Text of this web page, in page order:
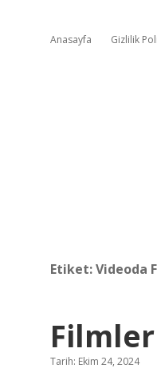
Anasayfa Gizlilik
Etiket:Videoda
Tarih: Ekim 24, 2024